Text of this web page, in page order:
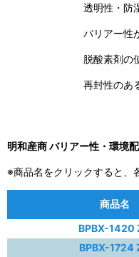
透明性・防
バリアー性
脱酸素剤の
再封性のあ
明和産商 バリアー性・環境
※商品名をクリックすると、
商品名
BPBX-1420
BPBX-1724